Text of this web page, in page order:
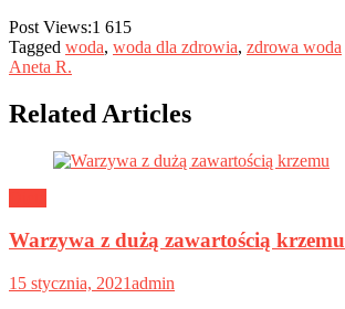
Post Views:1 615
Tagged woda, woda dla zdrowia, zdrowa woda
Aneta R.
Related Articles
Warzywa z dużą zawartością krzemu
15 stycznia, 2021admin